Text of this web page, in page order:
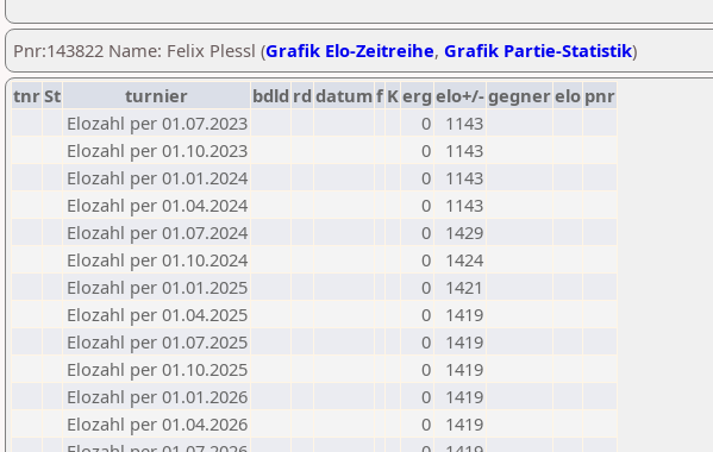
Pnr:143822 Name: Felix Plessl (Grafik Elo-Zeitreihe, Grafik Partie-Statistik)
tnrSt turnier bdld rd datumf Kerg elo+/-gegnerelo pnr
Elozahl per 01.07.2023
0
1143
Elozahl per 01.10.2023
0
1143
Elozahl per 01.01.2024
0
1143
Elozahl per 01.04.2024
0
1143
Elozahl per 01.07.2024
0
1429
Elozahl per 01.10.2024
0
1424
Elozahl per 01.01.2025
0
1421
Elozahl per 01.04.2025
0
1419
Elozahl per 01.07.2025
0
1419
Elozahl per 01.10.2025
0
1419
Elozahl per 01.01.2026
0
1419
Elozahl per 01.04.2026
0
1419